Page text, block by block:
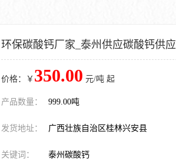
环保碳酸钙厂家_泰州供应碳酸钙供应
价格：￥ 350.00 元/吨 起
产品数量： 999.00吨
发货地址： 广西壮族自治区桂林兴安县
关键词： 泰州碳酸钙